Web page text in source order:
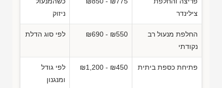
צילינדר
ניזוק
החלפת מנעול רב
נקודתי
₪690 - ₪550 לפי סוג הדלת
פתיחת כספת ביתית ₪1,200 - ₪450
לפי גודל
ומנגנון